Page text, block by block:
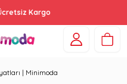
Kargo
| Minimoda